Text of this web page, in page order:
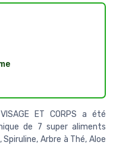
VISAGE ET CORPS a été
de 7 super aliments
Arbre à Thé, Aloe